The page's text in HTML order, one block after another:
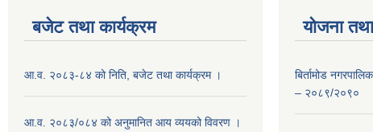
बजेट तथा कार्यक्रम
आ.व. २०८३-८४ को निति, बजेट तथा कार्यक्रम ।
आ.व. २०८३/०८४ को अनुमानित आय व्ययको विवरण ।
योजना
बिर्तामोड
– २०८९/२०९०